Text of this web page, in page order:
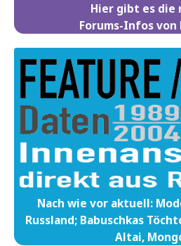
Hier gibt es die
Forums-Infos von
Nach wie vor aktuell:
Russland; Babuschkas
Altai,